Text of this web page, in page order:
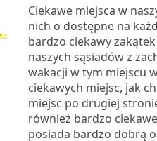
Ciekawe miejsca w
nich o dostępne na
bardzo ciekawy
naszych sąsiadów z
wakacji w tym miejscu
ciekawych miejsc, jak
miejsc po drugiej
również bardzo
posiada bardzo dobrą